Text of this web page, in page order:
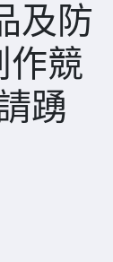
及防
作競
踴